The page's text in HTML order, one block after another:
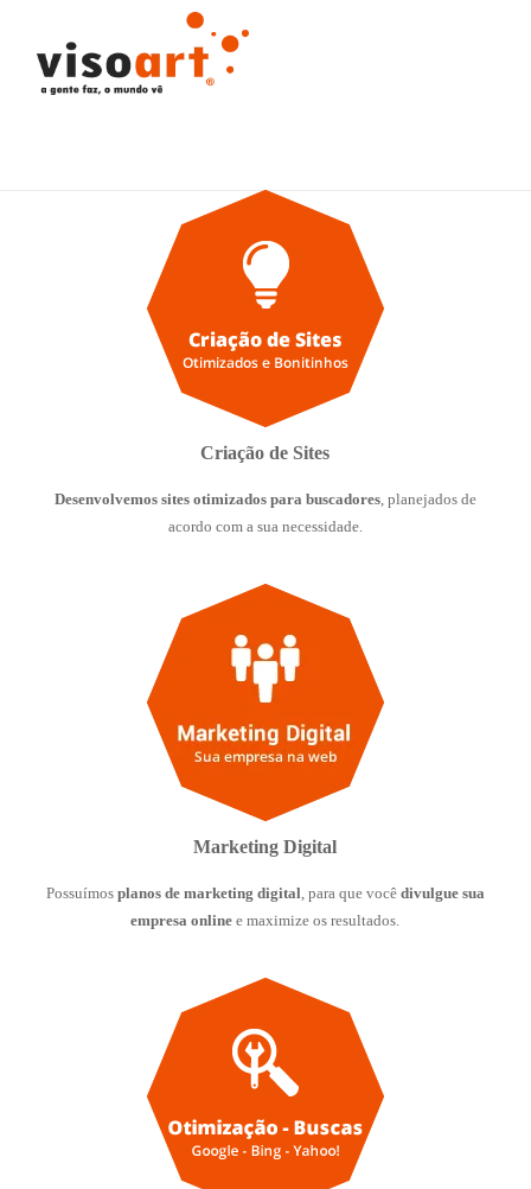
Criação de Sites
Desenvolvemos sites otimizados para buscadores, planejados de
acordo com a sua necessidade.
Marketing Digital
Possuímos planos de marketing digital, para que você divulgue sua
empresa online e maximize os resultados.